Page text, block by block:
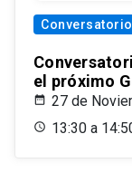
Conversatorio
el próximo
27 de
13:30 a